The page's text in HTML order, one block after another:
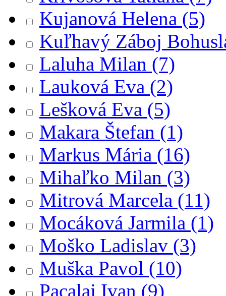
Kujanová Helena (5)
Kuľhavý Záboj
Laluha Milan (7)
Lauková Eva (2)
Lešková Eva (5)
Makara Štefan (1)
Markus Mária (16)
Mihaľko Milan (3)
Mitrová Marcela (11)
Mocáková Jarmila (1)
Moško Ladislav (3)
Muška Pavol (10)
Pacalaj Ivan (9)